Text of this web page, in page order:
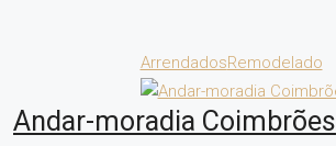
ArrendadosRemodelado
Andar-moradia Coimbrões